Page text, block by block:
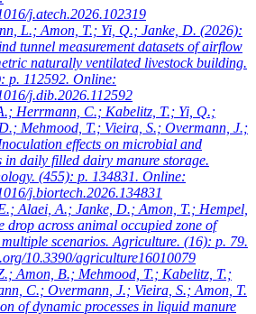
j.atech.2026.102319
L.; Amon, T.; Yi, Q.; Janke, D. (2026):
tunnel measurement datasets of airflow
naturally ventilated livestock building.
p. 112592. Online:
j.dib.2026.112592
Herrmann, C.; Kabelitz, T.; Yi, Q.;
Mehmood, T.; Vieira, S.; Overmann, J.;
effects on microbial and
in daily filled dairy manure storage.
(455): p. 134831. Online:
j.biortech.2026.134831
Alaei, A.; Janke, D.; Amon, T.; Hempel,
drop across animal occupied zone of
scenarios. Agriculture. (16): p. 79.
10.3390/agriculture16010079
Amon, B.; Mehmood, T.; Kabelitz, T.;
C.; Overmann, J.; Vieira, S.; Amon, T.
of dynamic processes in liquid manure